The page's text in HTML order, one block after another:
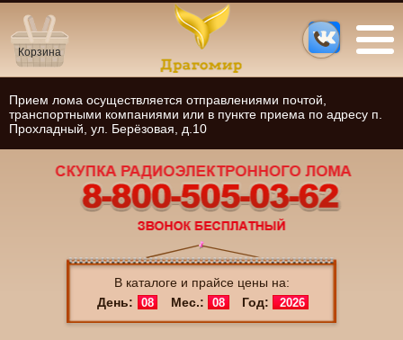
В каталоге и прайсе цены на:
День:
08 Мес.: 08 Год: 2026
Корзина
Прием лома осуществляется отправлениями почтой,
транспортными компаниями или в пункте приема по адресу п.
Прохладный, ул. Берёзовая, д.10